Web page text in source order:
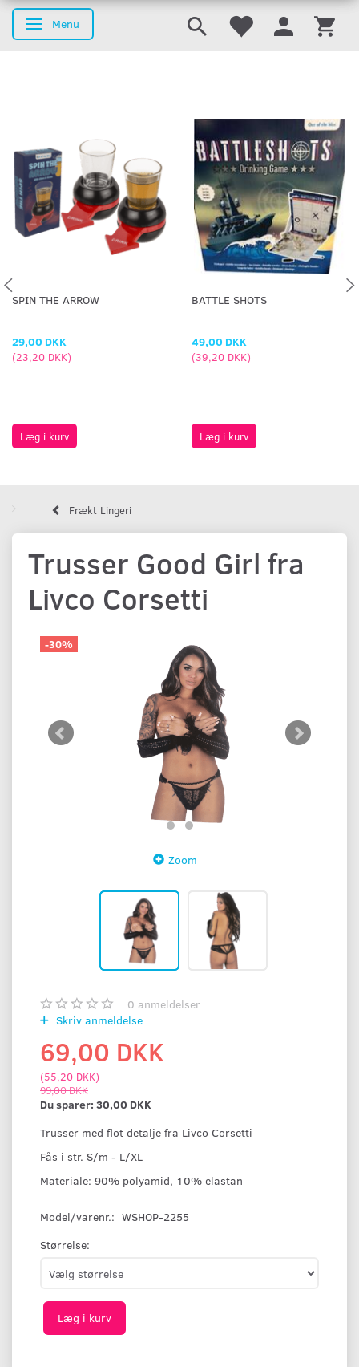
Skifte navigation
Menu
SPIN THE ARROW
29,00 DKK
(23,20 DKK)
Læg i kurv
BATTLE SHOTS
49,00 DKK
(39,20 DKK)
Læg i kurv
Frækt Lingeri
Trusser Good Girl fra
Livco Corsetti
-30%
Zoom
0 anmeldelser
Skriv anmeldelse
69,00 DKK
(55,20 DKK)
99,00 DKK
Du sparer: 30,00 DKK
Trusser med flot detalje fra Livco Corsetti
Fås i str. S/m - L/XL
Materiale: 90% polyamid, 10% elastan
Model/varenr.: WSHOP-2255
Størrelse:
Læg i kurv